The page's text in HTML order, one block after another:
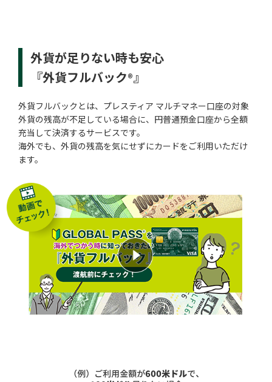
外貨が足りない時も安心
『外貨フルバック®』
外貨フルバックとは、プレスティア マルチマネー口座の対象
外貨の残高が不足している場合に、円普通預金口座から全額
充当して決済するサービスです。
海外でも、外貨の残高を気にせずにカードをご利用いただけ
ます。